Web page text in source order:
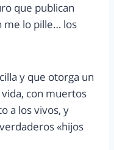
que publican
me lo pille… los
y que otorga un
con muertos
a los vivos, y
«hijos